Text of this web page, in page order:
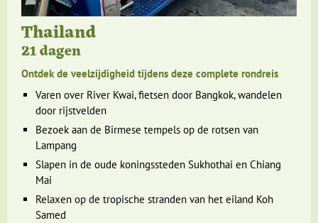
Thailand
21 dagen
Ontdek de veelzijdigheid tijdens deze complete rondreis
Varen over River Kwai, fietsen door Bangkok, wandelen
door rijstvelden
Bezoek aan de Birmese tempels op de rotsen van
Lampang
Slapen in de oude koningssteden Sukhothai en Chiang
Mai
Relaxen op de tropische stranden van het eiland Koh
Samed